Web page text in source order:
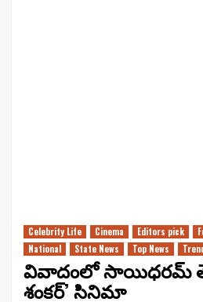
Celebrity Life Cinema Editors pick
National
State News Top News
వివాదంలో సాయిధరమ్
శంకర్’ సినిమా